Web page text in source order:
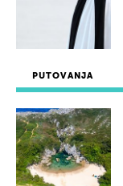
PUTOVANJA